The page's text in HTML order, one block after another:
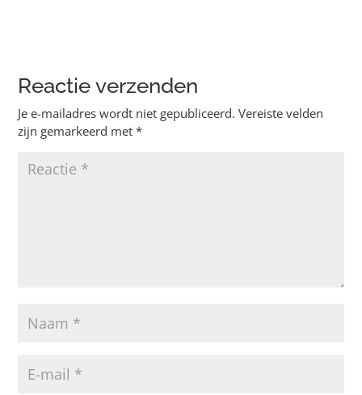
Reactie verzenden
Je e-mailadres wordt niet gepubliceerd. Vereiste velden
zijn gemarkeerd met*